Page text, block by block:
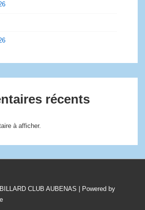
récents
à afficher.
BILLARD CLUB AUBENAS
| Powered by